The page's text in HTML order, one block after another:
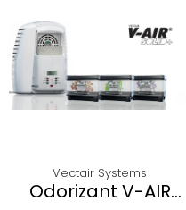
Vectair Systems
Odorizant V-AIR